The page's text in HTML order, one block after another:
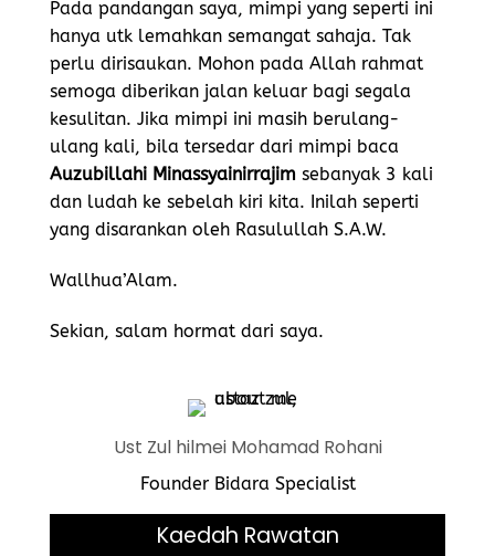
Pada pandangan saya, mimpi yang seperti ini
hanya utk lemahkan semangat sahaja. Tak
perlu dirisaukan. Mohon pada Allah rahmat
semoga diberikan jalan keluar bagi segala
kesulitan. Jika mimpi ini masih berulang-
ulang kali, bila tersedar dari mimpi baca
Auzubillahi Minassyainirrajim sebanyak 3 kali
dan ludah ke sebelah kiri kita. Inilah seperti
yang disarankan oleh Rasulullah S.A.W.
Wallhua’Alam.
Sekian, salam hormat dari saya.
Ust Zul hilmei Mohamad Rohani
Founder Bidara Specialist
Kaedah Rawatan